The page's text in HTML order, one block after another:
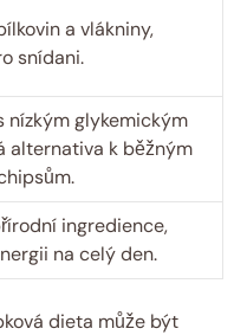
a‌ vlákniny,⁣
snídani.
nízkým glykemickým
alternativa k běžným
ingredience,
na celý ​den.
dieta může být